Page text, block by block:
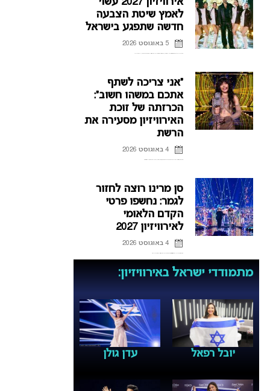
לאמץ שיטת הצבעה
חדשה שתפגע בישראל
5 באוגוסט 2026
“אני צריכה לשתף
אתכם במשהו חשוב”:
הכרזתה של זוכת
האירוויזיון מסעירה את
הרשת
4 באוגוסט 2026
סן מרינו רוצה לחזור
לגמר: נחשפו פרטי
הקדם הלאומי
לאירוויזיון 2027
4 באוגוסט 2026
מתמודדי ישראל באירוויזיון:
יובל רפאל עדן גולן